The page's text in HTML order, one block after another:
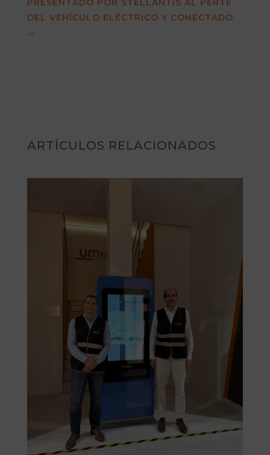
DEL VEHÍCULO ELÉCTRICO Y CONECTADO
→
ARTÍCULOS RELACIONADOS